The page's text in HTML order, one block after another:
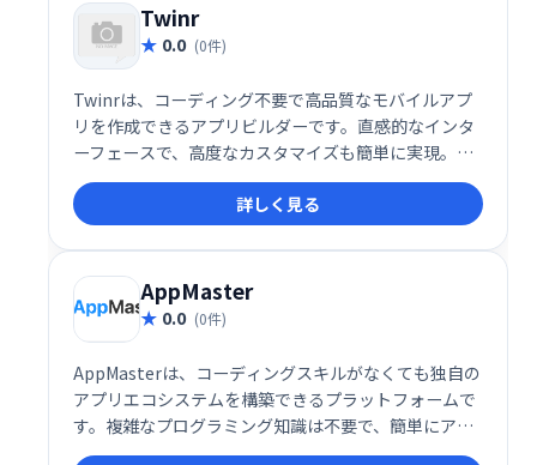
Twinr
0.0 (0件)
Twinrは、コーディング不要で高品質なモバイルアプ
リを作成できるアプリビルダーです。直感的なインタ
ーフェースで、高度なカスタマイズも簡単に実現。複
雑な開発工程を省き、迅速かつ柔軟に独自のアプリを
制作できます。 あなたのアイデアを、手軽にアプリ
に。
詳しく見る
AppMaster
0.0 (0件)
AppMasterは、コーディングスキルがなくても独自の
アプリエコシステムを構築できるプラットフォームで
す。複雑なプログラミング知識は不要で、簡単にアプ
リ開発を始められます。直感的なインターフェース